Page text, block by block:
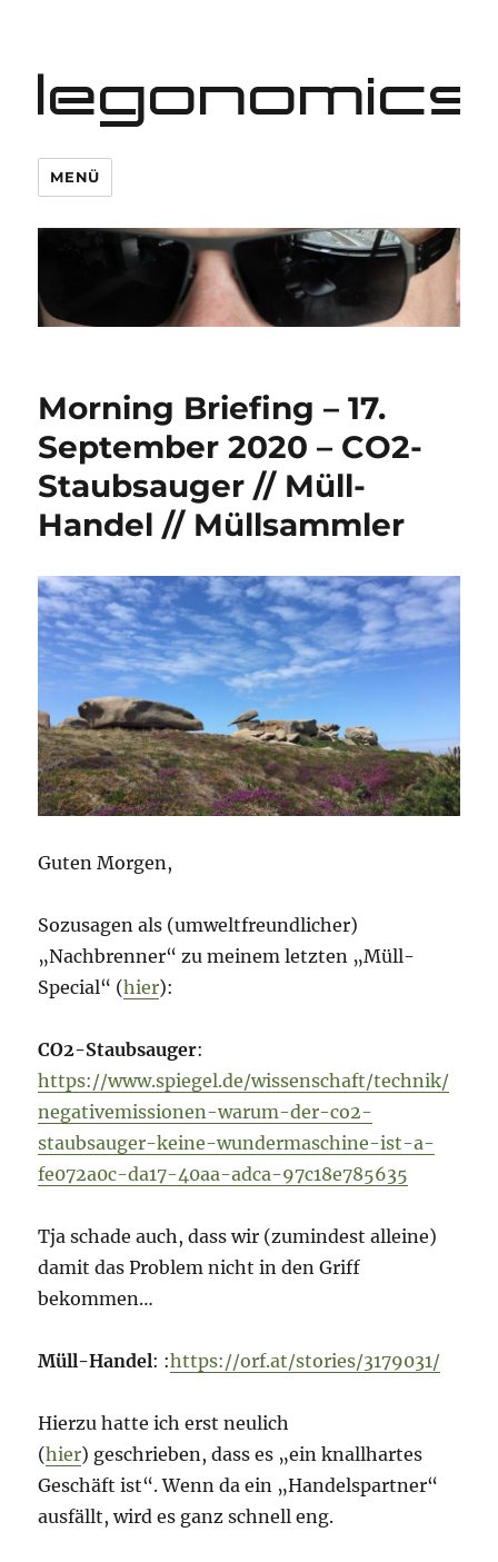
legonomics
MENÜ
Morning Briefing – 17.
September 2020 – CO2-
Staubsauger // Müll-
Handel // Müllsammler
Guten Morgen,
Sozusagen als (umweltfreundlicher)
„Nachbrenner“ zu meinem letzten „Müll-
Special“ (hier):
CO2-Staubsauger:
https://www.spiegel.de/wissenschaft/technik/
negativemissionen-warum-der-co2-
staubsauger-keine-wundermaschine-ist-a-
fe072a0c-da17-40aa-adca-97c18e785635
Tja schade auch, dass wir (zumindest alleine)
damit das Problem nicht in den Griff
bekommen…
Müll-Handel: :https://orf.at/stories/3179031/
Hierzu hatte ich erst neulich
(hier) geschrieben, dass es „ein knallhartes
Geschäft ist“. Wenn da ein „Handelspartner“
ausfällt, wird es ganz schnell eng.